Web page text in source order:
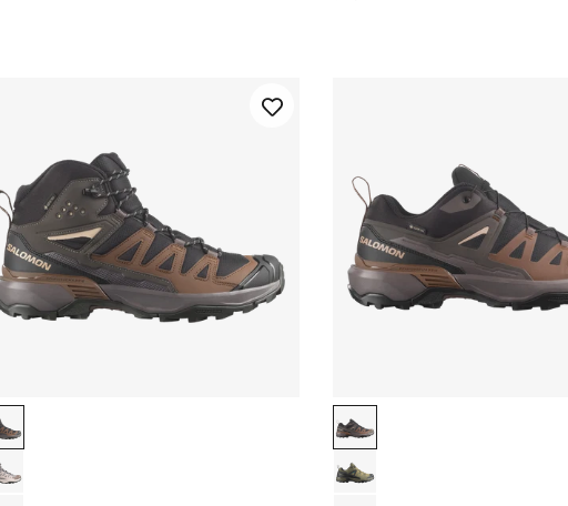
Black / Dark Gull Gray / Dark Earth
Cloudburst / Silver Cloud / Spellbound
Black / Dark Gull Gray /
Brilliant Olive